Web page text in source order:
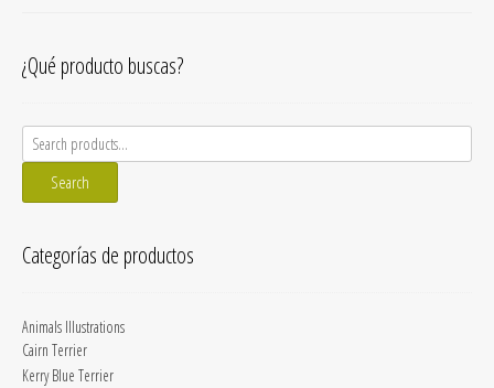
¿Qué producto buscas?
Search
for:
Search
Categorías de productos
Animals Illustrations
Cairn Terrier
Kerry Blue Terrier